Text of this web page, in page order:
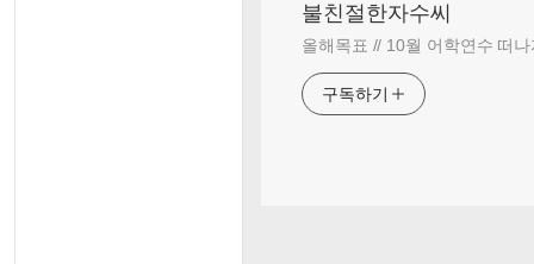
불친절한자수씨
올해목표 // 10월 어학연수 떠나
구독하기